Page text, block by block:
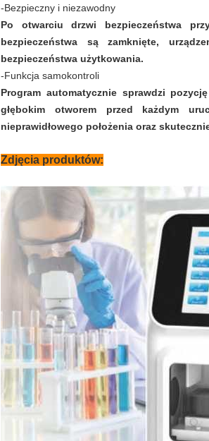
-Bezpieczny i niezawodny
Po otwarciu drzwi bezpieczeństwa
bezpieczeństwa są zamknięte,
bezpieczeństwa użytkowania.
-Funkcja samokontroli
Program automatycznie sprawdzi
głębokim otworem przed każdym
nieprawidłowego położenia oraz
Zdjęcia produktów: